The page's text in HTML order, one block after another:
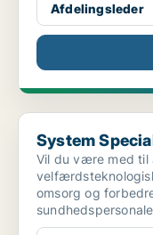
Afdelingsleder
System Specialist til
System
Vil du være med til
omsorg og